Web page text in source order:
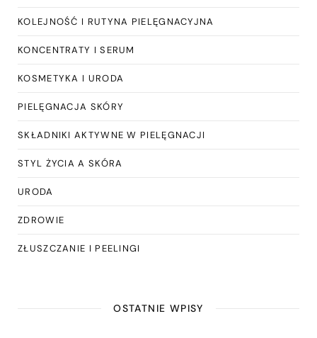
KOLEJNOŚĆ I RUTYNA PIELĘGNACYJNA
KONCENTRATY I SERUM
KOSMETYKA I URODA
PIELĘGNACJA SKÓRY
SKŁADNIKI AKTYWNE W PIELĘGNACJI
STYL ŻYCIA A SKÓRA
URODA
ZDROWIE
ZŁUSZCZANIE I PEELINGI
OSTATNIE WPISY